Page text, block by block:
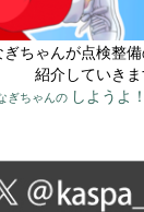
ぎちゃんが点検整
紹介していき
ぎちゃんの しようよ